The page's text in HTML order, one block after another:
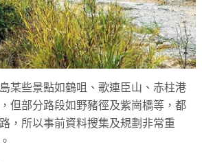
某些景點如鶴咀、歌連臣山、赤柱港
但部分路段如野豬徑及紫崗橋等，都
，所以事前資料搜集及規劃非常重